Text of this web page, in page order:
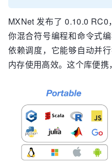
MXNet 发布了 0.10.0
你混合符号编程和命令式
依赖调度，它能够自动并
内存使用高效。这个库便